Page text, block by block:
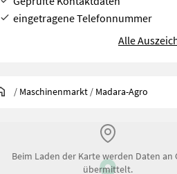
eingetragene Telefonnummer
Alle
/ Maschinenmarkt / Madara-Agro
Beim Laden der Karte werden Daten an
übermittelt.